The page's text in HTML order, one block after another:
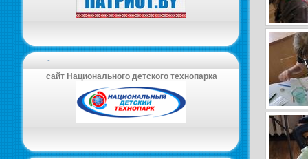
-
сайт Национального детского технопарка